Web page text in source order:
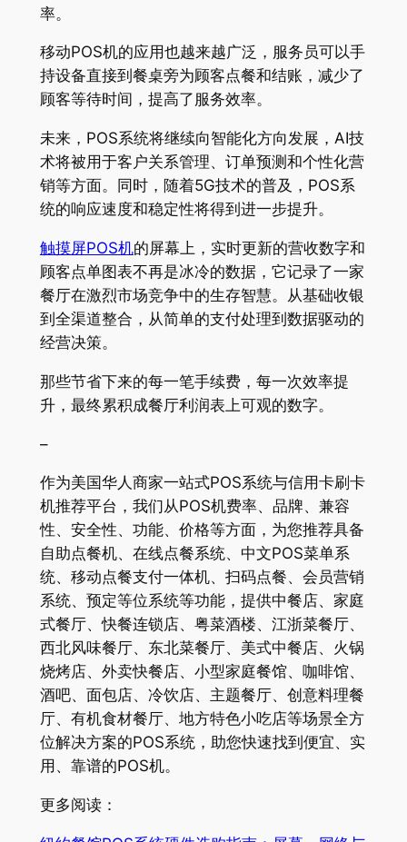
率。
移动POS机的应用也越来越广泛，服务员可以手
持设备直接到餐桌旁为顾客点餐和结账，减少了
顾客等待时间，提高了服务效率。
未来，POS系统将继续向智能化方向发展，AI技
术将被用于客户关系管理、订单预测和个性化营
销等方面。同时，随着5G技术的普及，POS系
统的响应速度和稳定性将得到进一步提升。
触摸屏POS机的屏幕上，实时更新的营收数字和
顾客点单图表不再是冰冷的数据，它记录了一家
餐厅在激烈市场竞争中的生存智慧。从基础收银
到全渠道整合，从简单的支付处理到数据驱动的
经营决策。
那些节省下来的每一笔手续费，每一次效率提
升，最终累积成餐厅利润表上可观的数字。
–
作为美国华人商家一站式POS系统与信用卡刷卡
机推荐平台，我们从POS机费率、品牌、兼容
性、安全性、功能、价格等方面，为您推荐具备
自助点餐机、在线点餐系统、中文POS菜单系
统、移动点餐支付一体机、扫码点餐、会员营销
系统、预定等位系统等功能，提供中餐店、家庭
式餐厅、快餐连锁店、粤菜酒楼、江浙菜餐厅、
西北风味餐厅、东北菜餐厅、美式中餐店、火锅
烧烤店、外卖快餐店、小型家庭餐馆、咖啡馆、
酒吧、面包店、冷饮店、主题餐厅、创意料理餐
厅、有机食材餐厅、地方特色小吃店等场景全方
位解决方案的POS系统，助您快速找到便宜、实
用、靠谱的POS机。
更多阅读：